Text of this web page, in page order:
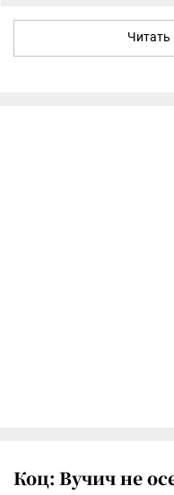
Коц: Вучич не